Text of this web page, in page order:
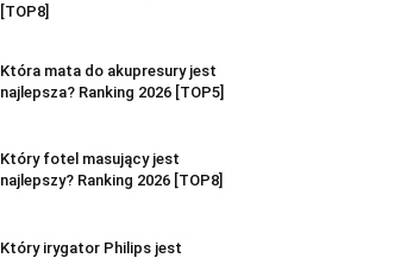
[TOP8]
Która mata do akupresury jest
najlepsza? Ranking 2026 [TOP5]
Który fotel masujący jest
najlepszy? Ranking 2026 [TOP8]
Który irygator Philips jest